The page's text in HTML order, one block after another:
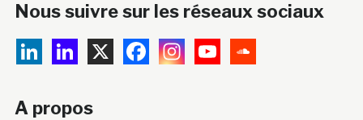
Nous suivre sur les réseaux sociaux
A propos